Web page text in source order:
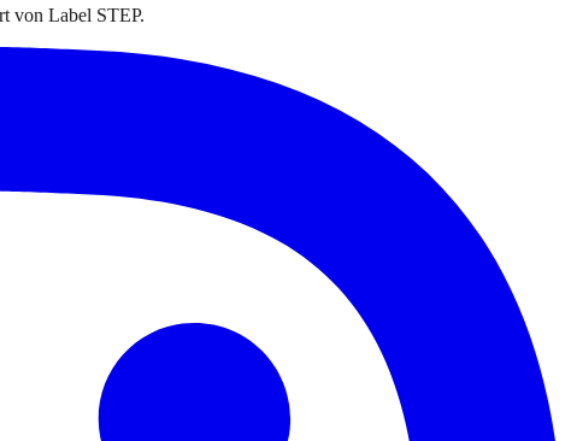
von Label STEP.